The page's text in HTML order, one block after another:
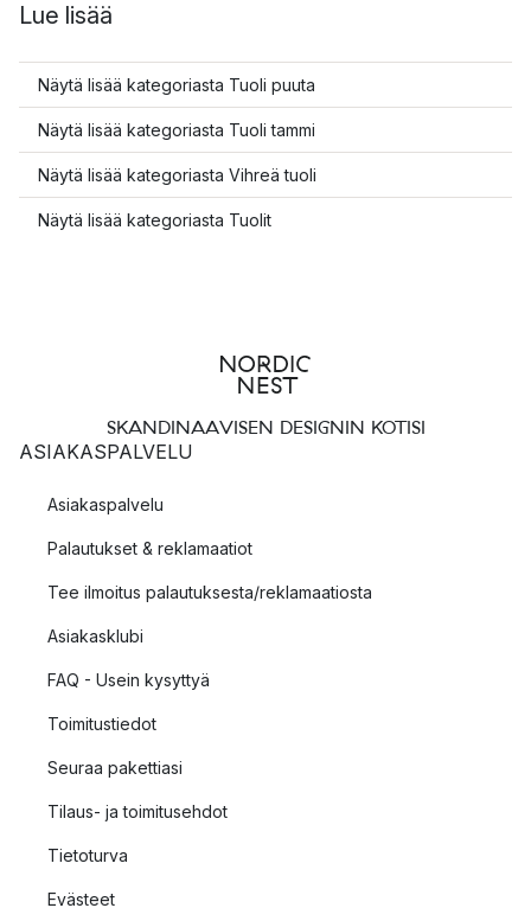
Lue lisää
Näytä lisää kategoriasta Tuoli puuta
Näytä lisää kategoriasta Tuoli tammi
Näytä lisää kategoriasta Vihreä tuoli
Näytä lisää kategoriasta Tuolit
SKANDINAAVISEN DESIGNIN KOTISI
ASIAKASPALVELU
Asiakaspalvelu
Palautukset & reklamaatiot
Tee ilmoitus palautuksesta/reklamaatiosta
Asiakasklubi
FAQ - Usein kysyttyä
Toimitustiedot
Seuraa pakettiasi
Tilaus- ja toimitusehdot
Tietoturva
Evästeet